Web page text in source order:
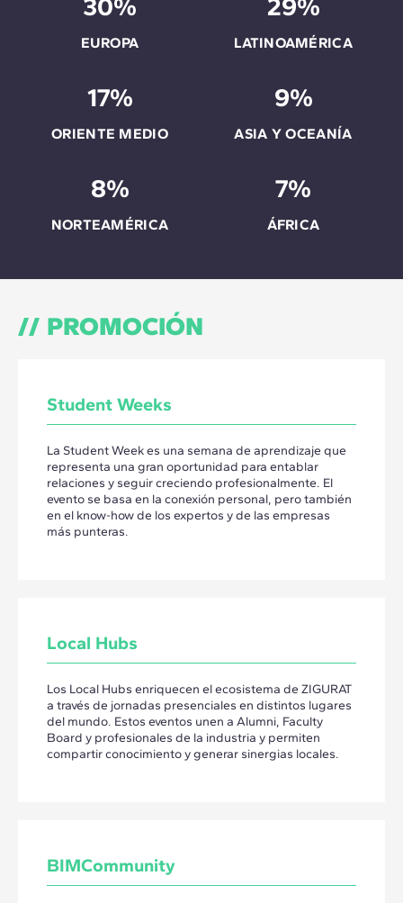
30%
EUROPA
29%
LATINOAMÉRICA
17%
ORIENTE MEDIO
9%
ASIA Y OCEANÍA
8%
NORTEAMÉRICA
7%
ÁFRICA
PROMOCIÓN
Student Weeks
La Student Week es una semana de aprendizaje que
representa una gran oportunidad para entablar
relaciones y seguir creciendo profesionalmente. El
evento se basa en la conexión personal, pero también
en el know-how de los expertos y de las empresas
más punteras.
Local Hubs
Los Local Hubs enriquecen el ecosistema de ZIGURAT
a través de jornadas presenciales en distintos lugares
del mundo. Estos eventos unen a Alumni, Faculty
Board y profesionales de la industria y permiten
compartir conocimiento y generar sinergias locales.
BIMCommunity